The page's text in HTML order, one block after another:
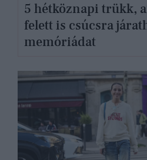
5 hétköznapi trükk,
felett is csúcsra
memóriádat